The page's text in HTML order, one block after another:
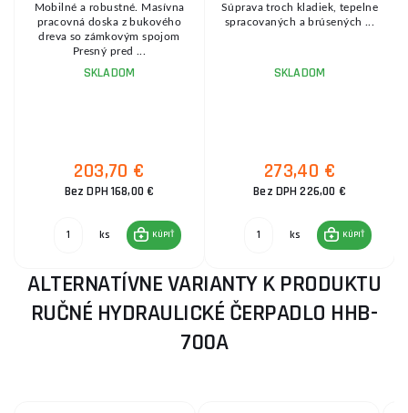
Mobilné a robustné. Masívna
pracovná doska z bukového
dreva so zámkovým spojom
Presný pred ...
SKLADOM
203,70 €
Bez DPH 168,00 €
ks KÚPIŤ
Súprava troch kladiek, tepelne
spracovaných a brúsených ...
SKLADOM
273,40 €
Bez DPH 226,00 €
ks KÚPIŤ
ALTERNATÍVNE VARIANTY K PRODUKTU
RUČNÉ HYDRAULICKÉ ČERPADLO HHB-
700A